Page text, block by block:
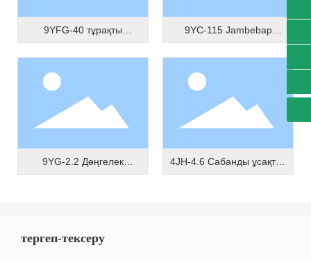
9YFG-40 тұрақты
сабаннан жасалған
9YC-115 Jambebap
автокөлігінде бірінші
9YG-2.2 Дөңгелек
баллер тракторы
4JH-4.6 Сабанды ұсақтау
және қайтару машинасы
тергеп-тексеру
关注我们动态
sbnj15734448822@163.com
+77769977888